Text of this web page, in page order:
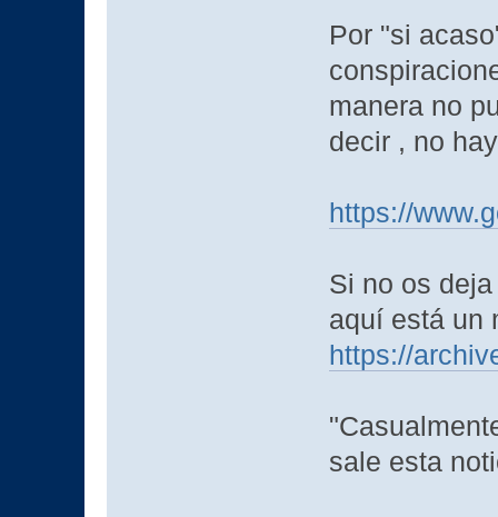
Por "si
manera no
decir , no
https://
Si no os
aquí está un
https://
sale esta